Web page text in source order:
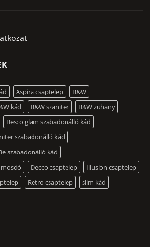
Aspira csaptelep
B&W
kád B&W szaniter
B&W zuhany
Besco glam szabadonálló kád
szabadonálló kád
szabadonálló kád
mosdó
Decco csaptelep
Illusion csaptelep
Retro csaptelep
slim kád